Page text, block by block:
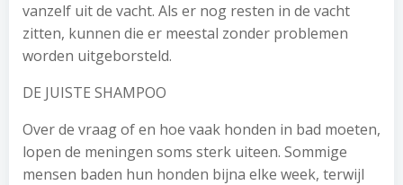
vanzelf uit de vacht. Als er nog resten in de vacht
zitten, kunnen die er meestal zonder problemen
worden uitgeborsteld.
DE JUISTE SHAMPOO
Over de vraag of en hoe vaak honden in bad moeten,
lopen de meningen soms sterk uiteen. Sommige
mensen baden hun honden bijna elke week, terwijl